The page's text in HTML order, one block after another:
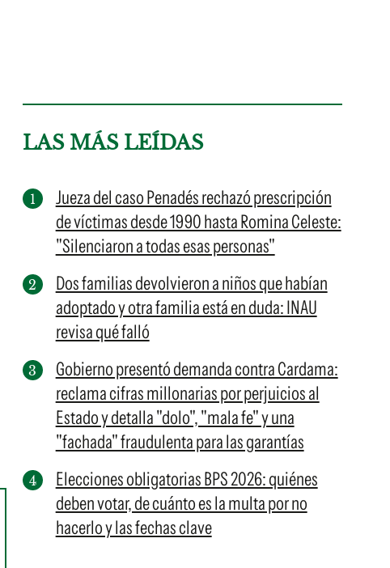
LAS MÁS LEÍDAS
Jueza del caso Penadés rechazó prescripción
de víctimas desde 1990 hasta Romina Celeste:
"Silenciaron a todas esas personas"
Dos familias devolvieron a niños que habían
adoptado y otra familia está en duda: INAU
revisa qué falló
Gobierno presentó demanda contra Cardama:
reclama cifras millonarias por perjuicios al
Estado y detalla "dolo", "mala fe" y una
"fachada" fraudulenta para las garantías
Elecciones obligatorias BPS 2026: quiénes
deben votar, de cuánto es la multa por no
hacerlo y las fechas clave